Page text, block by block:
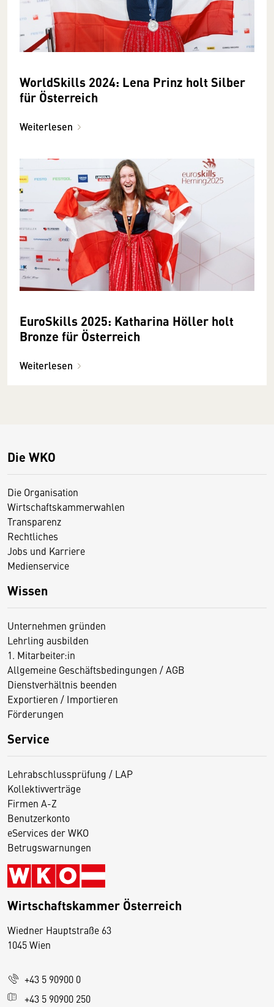
WorldSkills 2024: Lena Prinz holt Silber
für Österreich
Weiterlesen
EuroSkills 2025: Katharina Höller holt
Bronze für Österreich
Weiterlesen
Die WKO
Die Organisation
Wirtschaftskammerwahlen
Transparenz
Rechtliches
Jobs und Karriere
Medienservice
Wissen
Unternehmen gründen
Lehrling ausbilden
1. Mitarbeiter:in
Allgemeine Geschäftsbedingungen / AGB
Dienstverhältnis beenden
Exportieren / Importieren
Förderungen
Service
Lehrabschlussprüfung / LAP
Kollektivverträge
Firmen A-Z
Benutzerkonto
eServices der WKO
Betrugswarnungen
Wirtschaftskammer Österreich
Wiedner Hauptstraße 63
1045 Wien
+43 5 90900 0
+43 5 90900 250
D
s
e